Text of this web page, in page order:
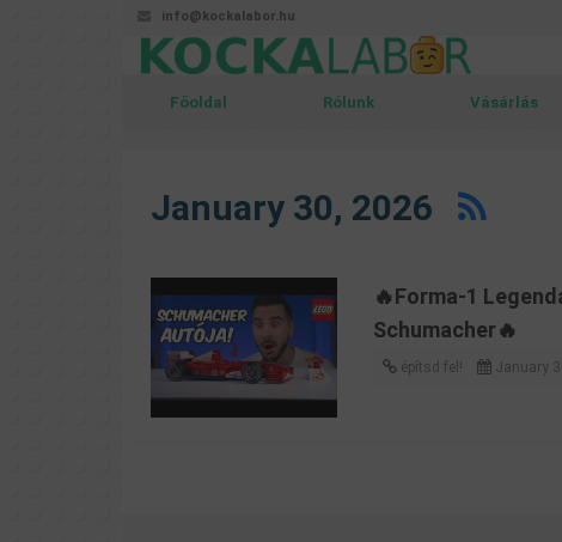
info@kockalabor.hu
Főoldal Rólunk Vásárlás
January 30, 2026
🔥Forma-1
Schumacher🔥
építsd fel! January